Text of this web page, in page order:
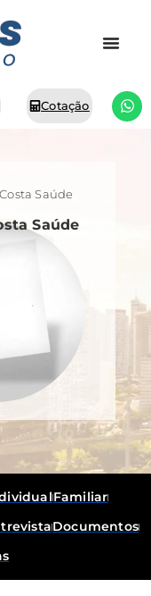
Cotação
Saúde
Saúde
Familiar
Documentos